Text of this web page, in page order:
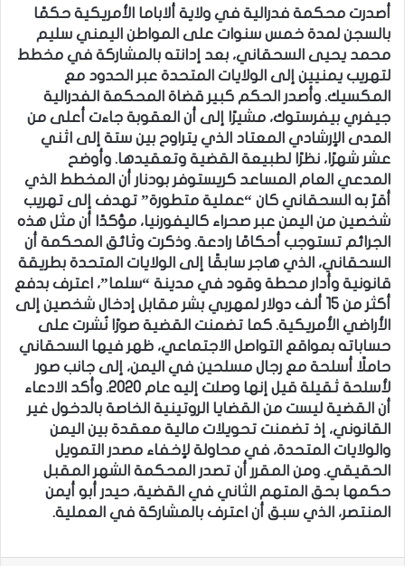
أصدرت محكمة فدرالية في ولاية ألاباما الأمريكية حكمًا
بالسجن لمدة خمس سنوات على المواطن اليمني سليم
محمد يحيى السحقاني، بعد إدانته بالمشاركة في مخطط
لتهريب يمنيين إلى الولايات المتحدة عبر الحدود مع
المكسيك. وأصدر الحكم كبير قضاة المحكمة الفدرالية
جيفري بيفرستوك، مشيرًا إلى أن العقوبة جاءت أعلى من
المدى الإرشادي المعتاد الذي يتراوح بين ستة إلى اثني
عشر شهرًا، نظرًا لطبيعة القضية وتعقيدها. وأوضح
المدعي العام المساعد كريستوفر بودنار أن المخطط الذي
أقرّ به السحقاني كان “عملية متطورة” تهدف إلى تهريب
شخصين من اليمن عبر صحراء كاليفورنيا، مؤكدًا أن مثل هذه
الجرائم تستوجب أحكامًا رادعة. وذكرت وثائق المحكمة أن
السحقاني، الذي هاجر سابقًا إلى الولايات المتحدة بطريقة
قانونية وأدار محطة وقود في مدينة “سلما”، اعترف بدفع
أكثر من 15 ألف دولار لمهربي بشر مقابل إدخال شخصين إلى
الأراضي الأمريكية. كما تضمنت القضية صورًا نُشرت على
حساباته بمواقع التواصل الاجتماعي، ظهر فيها السحقاني
حاملًا أسلحة مع رجال مسلحين في اليمن، إلى جانب صور
لأسلحة ثقيلة قيل إنها وصلت إليه عام 2020. وأكد الادعاء
أن القضية ليست من القضايا الروتينية الخاصة بالدخول غير
القانوني، إذ تضمنت تحويلات مالية معقدة بين اليمن
والولايات المتحدة، في محاولة لإخفاء مصدر التمويل
الحقيقي. ومن المقرر أن تصدر المحكمة الشهر المقبل
حكمها بحق المتهم الثاني في القضية، حيدر أبو أيمن
المنتصر، الذي سبق أن اعترف بالمشاركة في العملية.